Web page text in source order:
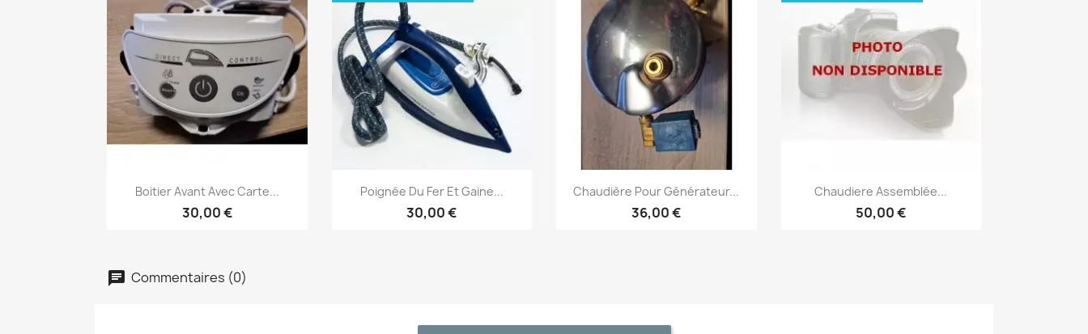
Aperçu rapide
Boitier Avant Avec Carte...
30,00 €
Aperçu rapide
Poignée Du Fer Et Gaine...
30,00 €
Aperçu rapide
Chaudière Pour Générateur...
36,00 €
Aperçu rapide
Chaudiere Assemblée...
50,00 €
Commentaires (0)